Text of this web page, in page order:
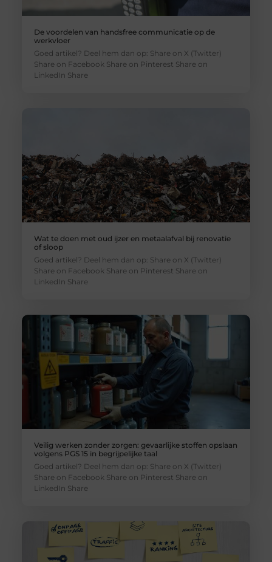
De voordelen van handsfree communicatie op de
werkvloer
Goed artikel? Deel hem dan op: Share on X (Twitter)
Share on Facebook Share on Pinterest Share on
LinkedIn Share
Wat te doen met oud ijzer en metaalafval bij renovatie
of sloop
Goed artikel? Deel hem dan op: Share on X (Twitter)
Share on Facebook Share on Pinterest Share on
LinkedIn Share
Veilig werken zonder zorgen: gevaarlijke stoffen opslaan
volgens PGS 15 in begrijpelijke taal
Goed artikel? Deel hem dan op: Share on X (Twitter)
Share on Facebook Share on Pinterest Share on
LinkedIn Share